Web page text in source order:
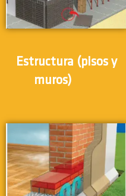
Estructura (pisos y
muros)